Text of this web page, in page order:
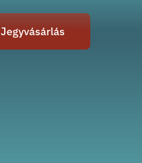
Jegyvásárlás